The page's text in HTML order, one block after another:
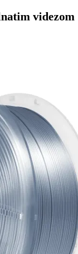
videzom